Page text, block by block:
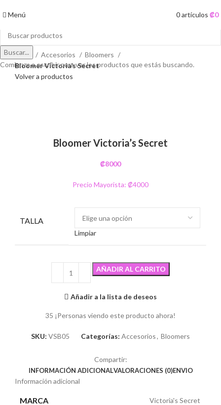
Menú 0artículos ₡0
Inicio Accesorios
Bloomers
Bloomer Victoria’s Secret
Volver a productos
Bloomer Victoria’s Secret
₡8000
Precio Mayorista: ₡4000
TALLA
Limpiar
AÑADIR AL CARRITO
Añadir a la lista de deseos
35 ¡Personas viendo este producto ahora!
SKU: VSB05 Categorías: Accesorios, Bloomers
Compartir:
INFORMACIÓN ADICIONALVALORACIONES (0)ENVIO
Información adicional
MARCA Victoria's Secret
Buscar...
Comienza a escribir para ver los productos que estás buscando.